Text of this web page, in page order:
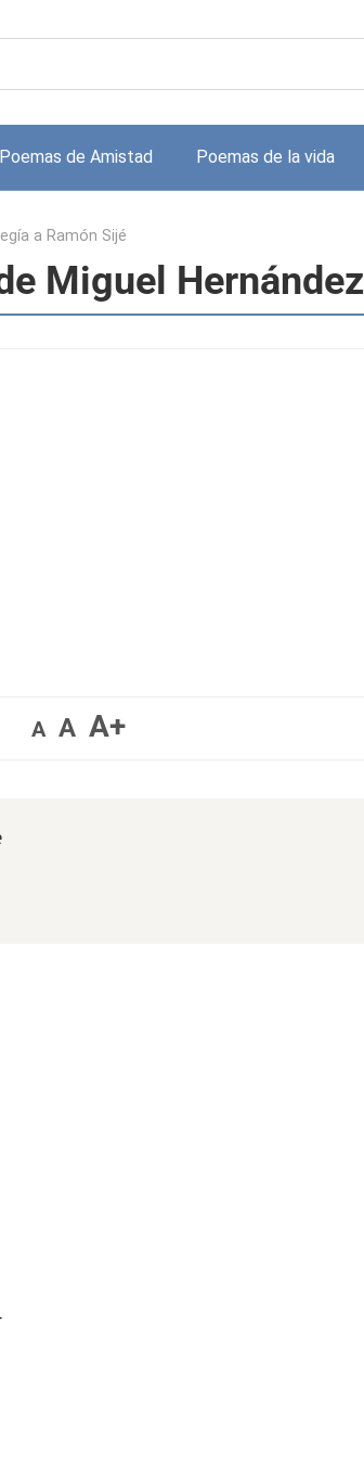
Poemas de Amistad Poemas de la vida
a Ramón Sijé
Miguel Hernández
A A A+